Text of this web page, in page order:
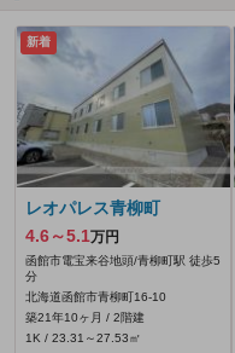
新着
レオパレス青柳町
4.6～5.1万円
函館市電宝来谷地頭/青柳町駅 徒歩5
分
北海道函館市青柳町16-10
築21年10ヶ月 / 2階建
1K / 23.31～27.53㎡